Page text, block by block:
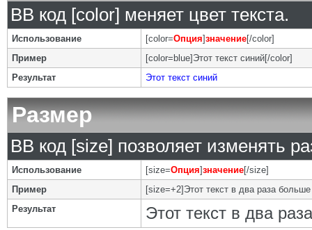
BB код [color] меняет цвет текста.
Использование [color=Опция]значение[/color]
Пример
[color=blue]Этот текст синий[/color]
Результат
Этот текст синий
Размер
BB код [size] позволяет изменять
Использование [size=Опция]значение[/size]
Пример
[size=+2]Этот текст в два раза
Результат
Этот текст в два